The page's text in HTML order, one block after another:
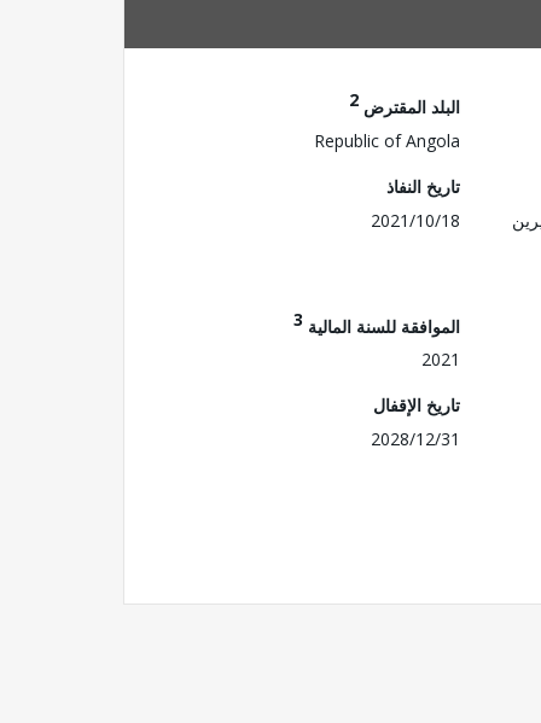
البلد المقترض 2
Republic of Angola
تاريخ النفاذ
2021/10/18
الموافقة للسنة المالية 3
2021
تاريخ الإقفال
2028/12/31